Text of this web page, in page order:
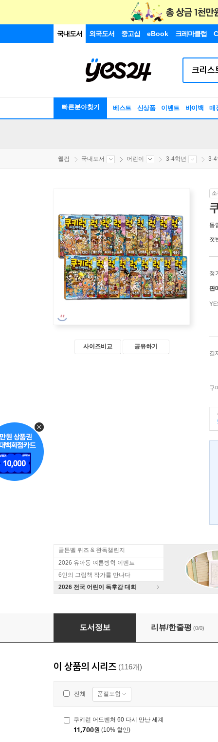
국내도서 외국도서 중고샵 eBook 크레마클럽
빠른분야찾기 베스트 신상품 이벤트 바이백 매
웰컴 국내도서 어린이 3-4학년 3-4
사이즈비교 공유하기
동
첫
정
판
결
구
골든벨 퀴즈 & 완독챌린지
2026 유아동 여름방학 이벤트
6인의 그림책 작가를 만나다
2026 전국 어린이 독후감 대회
쿠키런 어드벤처 1-18권 세트
도서정보 리뷰/한줄평 (0/0)
이 상품의 시리즈 (116개)
전체 품절포함
쿠키런 어드벤처 60 다시 만난 세계
11,700원 (10% 할인)